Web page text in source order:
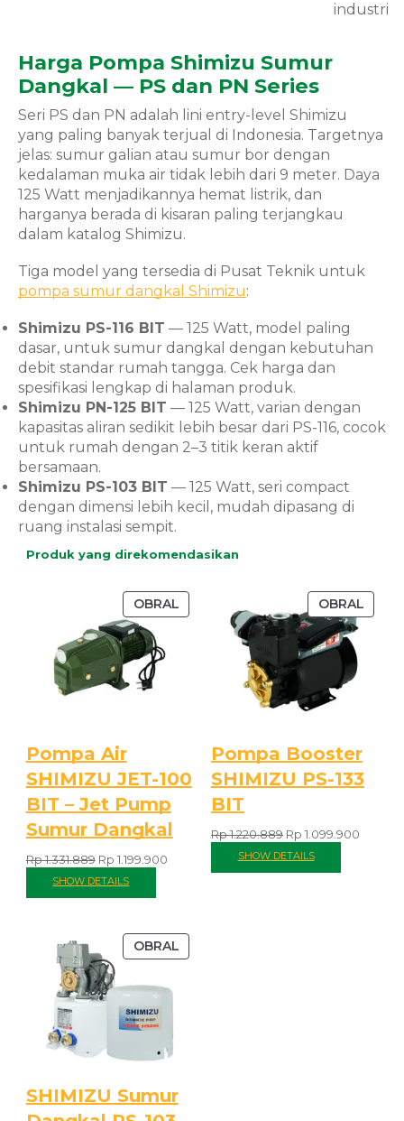
industri
Harga Pompa Shimizu Sumur
Dangkal — PS dan PN Series
Seri PS dan PN adalah lini entry-level Shimizu
yang paling banyak terjual di Indonesia. Targetnya
jelas: sumur galian atau sumur bor dengan
kedalaman muka air tidak lebih dari 9 meter. Daya
125 Watt menjadikannya hemat listrik, dan
harganya berada di kisaran paling terjangkau
dalam katalog Shimizu.
Tiga model yang tersedia di Pusat Teknik untuk
pompa sumur dangkal Shimizu:
Shimizu PS-116 BIT — 125 Watt, model paling
dasar, untuk sumur dangkal dengan kebutuhan
debit standar rumah tangga. Cek harga dan
spesifikasi lengkap di halaman produk.
Shimizu PN-125 BIT — 125 Watt, varian dengan
kapasitas aliran sedikit lebih besar dari PS-116, cocok
untuk rumah dengan 2–3 titik keran aktif
bersamaan.
Shimizu PS-103 BIT — 125 Watt, seri compact
dengan dimensi lebih kecil, mudah dipasang di
ruang instalasi sempit.
Produk yang direkomendasikan
OBRAL
Pompa Air
SHIMIZU JET-100
BIT – Jet Pump
Sumur Dangkal
Rp1.331.889 Rp 1.199.900
SHOW DETAILS
OBRAL
Pompa Booster
SHIMIZU PS-133
BIT
Rp1.220.889 Rp 1.099.900
SHOW DETAILS
OBRAL
SHIMIZU Sumur